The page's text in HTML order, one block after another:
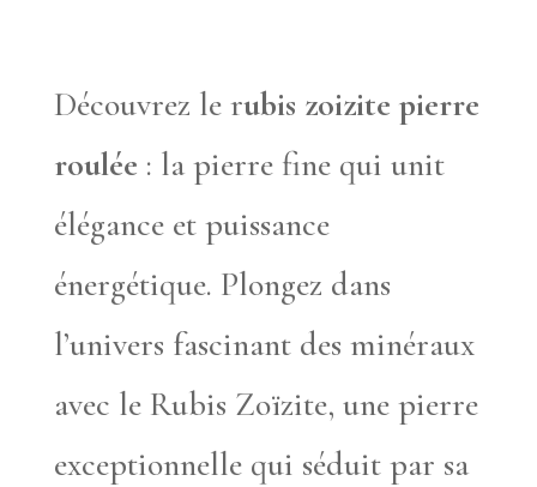
Découvrez le rubis zoizite pierre
roulée : la pierre fine qui unit
élégance et puissance
énergétique. Plongez dans
l’univers fascinant des minéraux
avec le Rubis Zoïzite, une pierre
exceptionnelle qui séduit par sa